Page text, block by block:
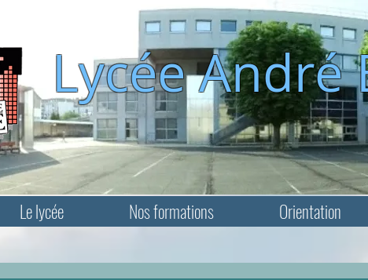
Lycée André
Livry-
Le lycée Nos formations Orientation